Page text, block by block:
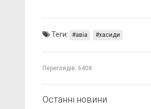
Теги: авіа хасиди
Переглядів: 6408
Останні новини